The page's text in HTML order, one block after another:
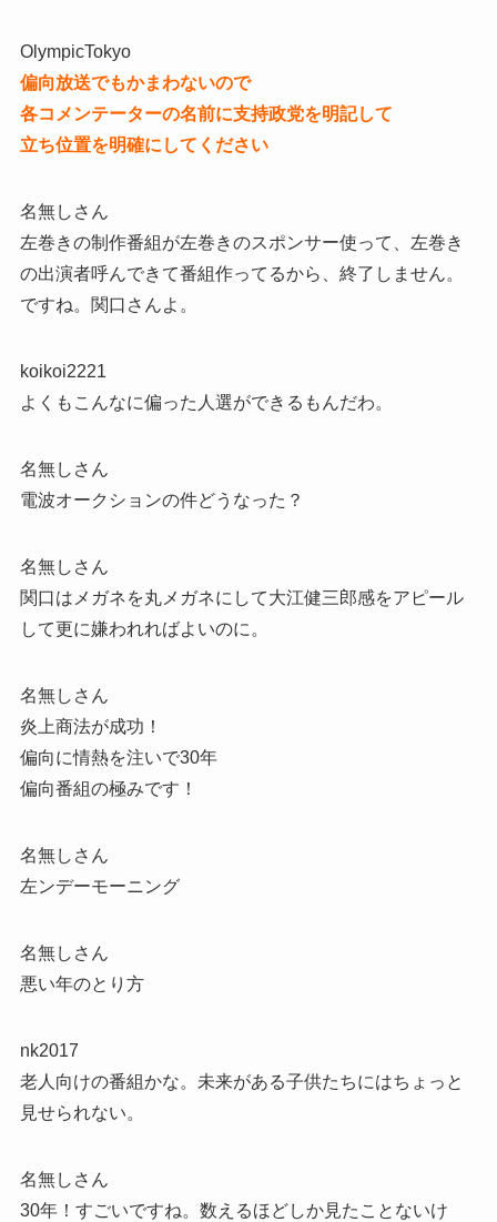
OlympicTokyo
偏向放送でもかまわないので
各コメンテーターの名前に支持政党を明記して
立ち位置を明確にしてください
名無しさん
左巻きの制作番組が左巻きのスポンサー使って、左巻き
の出演者呼んできて番組作ってるから、終了しません。
ですね。関口さんよ。
koikoi2221
よくもこんなに偏った人選ができるもんだわ。
名無しさん
電波オークションの件どうなった？
名無しさん
関口はメガネを丸メガネにして大江健三郎感をアピール
して更に嫌われればよいのに。
名無しさん
炎上商法が成功！
偏向に情熱を注いで30年
偏向番組の極みです！
名無しさん
左ンデーモーニング
名無しさん
悪い年のとり方
nk2017
老人向けの番組かな。未来がある子供たちにはちょっと
見せられない。
名無しさん
30年！すごいですね。数えるほどしか見たことないけ